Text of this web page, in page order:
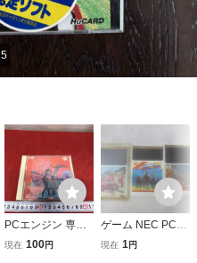
5
PCエンジン 専用
ソフト レッドアラ
現在 100円
ゲーム NEC PCエ
ンジン ソフト Hu
現在 1円